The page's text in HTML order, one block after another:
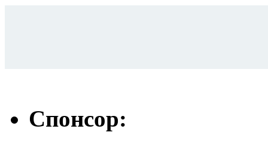
Спонсор: